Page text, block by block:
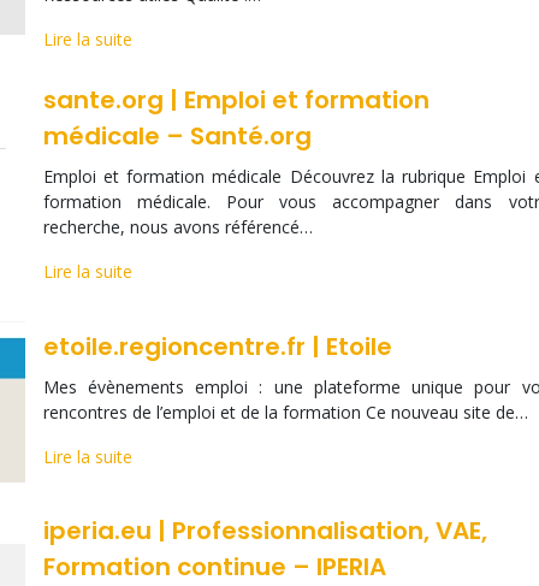
Lire la suite
sante.org | Emploi et formation
médicale – Santé.org
Emploi et formation médicale Découvrez la rubrique Emploi
formation médicale. Pour vous accompagner dans
recherche, nous avons référencé…
Lire la suite
etoile.regioncentre.fr | Etoile
Mes évènements emploi : une plateforme unique pour
rencontres de l’emploi et de la formation Ce nouveau site de…
Lire la suite
iperia.eu | Professionnalisation, VAE,
Formation continue – IPERIA